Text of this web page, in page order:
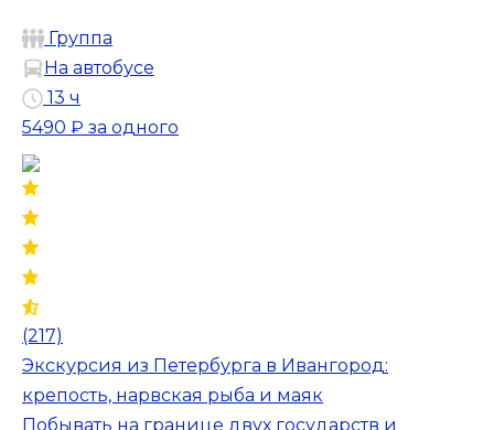
Группа
На автобусе
13 ч
5490 ₽ за одного
(217)
Экскурсия из Петербурга в Ивангород:
крепость, нарвская рыба и маяк
Побывать на границе двух государств и